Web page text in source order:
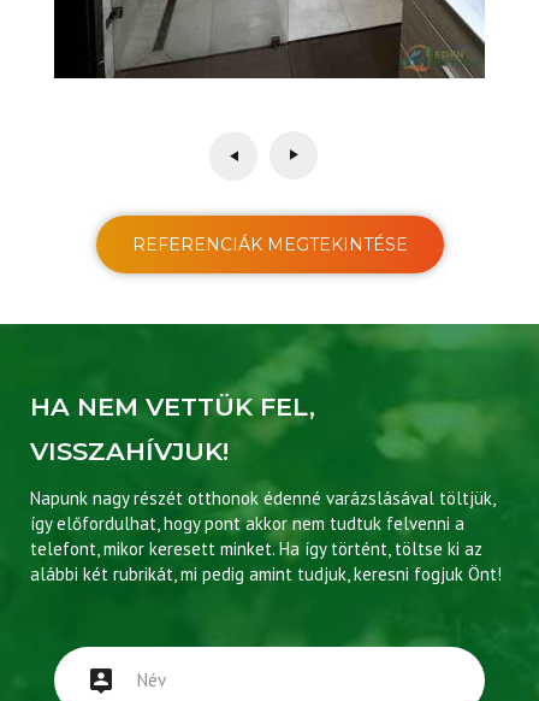
REFERENCIÁK MEGTEKINTÉSE
HA NEM VETTÜK FEL,
VISSZAHÍVJUK!
Napunk nagy részét otthonok édenné varázslásával töltjük,
így előfordulhat, hogy pont akkor nem tudtuk felvenni a
telefont, mikor keresett minket. Ha így történt, töltse ki az
alábbi két rubrikát, mi pedig amint tudjuk, keresni fogjuk Önt!